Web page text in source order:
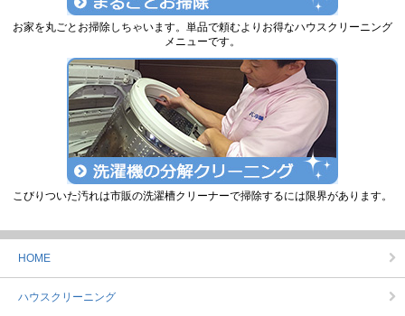
お家を丸ごとお掃除しちゃいます。単品で頼むよりお得なハウスクリーニング
メニューです。
こびりついた汚れは市販の洗濯槽クリーナーで掃除するには限界があります。
HOME
ハウスクリーニング